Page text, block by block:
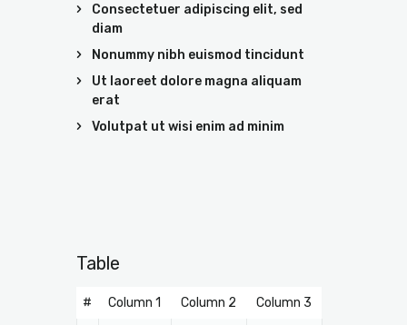
Consectetuer adipiscing elit, sed
diam
Nonummy nibh euismod tincidunt
Ut laoreet dolore magna aliquam
erat
Volutpat ut wisi enim ad minim
Table
# Column 1 Column 2 Column 3